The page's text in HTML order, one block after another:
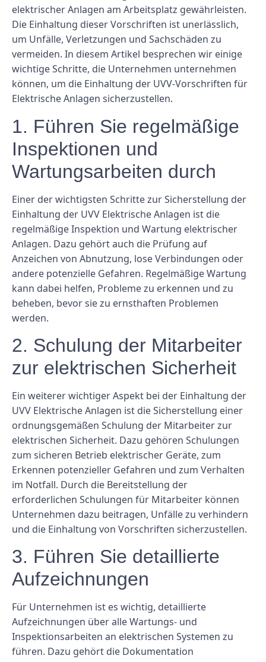
elektrischer Anlagen am Arbeitsplatz gewährleisten.
Die Einhaltung dieser Vorschriften ist unerlässlich,
um Unfälle, Verletzungen und Sachschäden zu
vermeiden. In diesem Artikel besprechen wir einige
wichtige Schritte, die Unternehmen unternehmen
können, um die Einhaltung der UVV-Vorschriften für
Elektrische Anlagen sicherzustellen.
1. Führen Sie regelmäßige
Inspektionen und
Wartungsarbeiten durch
Einer der wichtigsten Schritte zur Sicherstellung der
Einhaltung der UVV Elektrische Anlagen ist die
regelmäßige Inspektion und Wartung elektrischer
Anlagen. Dazu gehört auch die Prüfung auf
Anzeichen von Abnutzung, lose Verbindungen oder
andere potenzielle Gefahren. Regelmäßige Wartung
kann dabei helfen, Probleme zu erkennen und zu
beheben, bevor sie zu ernsthaften Problemen
werden.
2. Schulung der Mitarbeiter
zur elektrischen Sicherheit
Ein weiterer wichtiger Aspekt bei der Einhaltung der
UVV Elektrische Anlagen ist die Sicherstellung einer
ordnungsgemäßen Schulung der Mitarbeiter zur
elektrischen Sicherheit. Dazu gehören Schulungen
zum sicheren Betrieb elektrischer Geräte, zum
Erkennen potenzieller Gefahren und zum Verhalten
im Notfall. Durch die Bereitstellung der
erforderlichen Schulungen für Mitarbeiter können
Unternehmen dazu beitragen, Unfälle zu verhindern
und die Einhaltung von Vorschriften sicherzustellen.
3. Führen Sie detaillierte
Aufzeichnungen
Für Unternehmen ist es wichtig, detaillierte
Aufzeichnungen über alle Wartungs- und
Inspektionsarbeiten an elektrischen Systemen zu
führen. Dazu gehört die Dokumentation